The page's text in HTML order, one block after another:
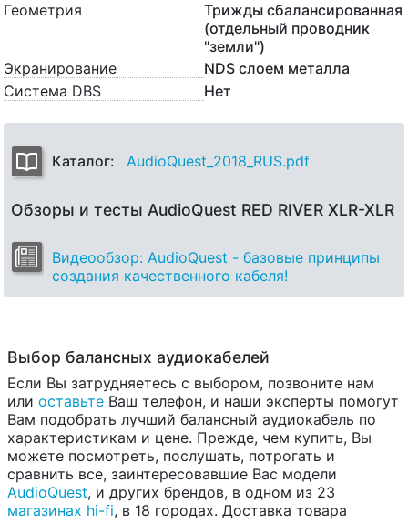
Геометрия
Трижды сбалансированная
(отдельный проводник
"земли")
Экранирование
NDS слоем металла
Система DBS
Нет
Каталог: AudioQuest_2018_RUS.pdf
Обзоры и тесты AudioQuest RED RIVER XLR-XLR
Видеообзор: AudioQuest - базовые принципы
создания качественного кабеля!
Выбор балансных аудиокабелей
Если Вы затрудняетесь с выбором, позвоните нам
или оставьте Ваш телефон, и наши эксперты помогут
Вам подобрать лучший балансный аудиокабель по
характеристикам и цене. Прежде, чем купить, Вы
можете посмотреть, послушать, потрогать и
сравнить все, заинтересовавшие Вас модели
AudioQuest, и других брендов, в одном из 23
магазинах hi-fi, в 18 городах. Доставка товара